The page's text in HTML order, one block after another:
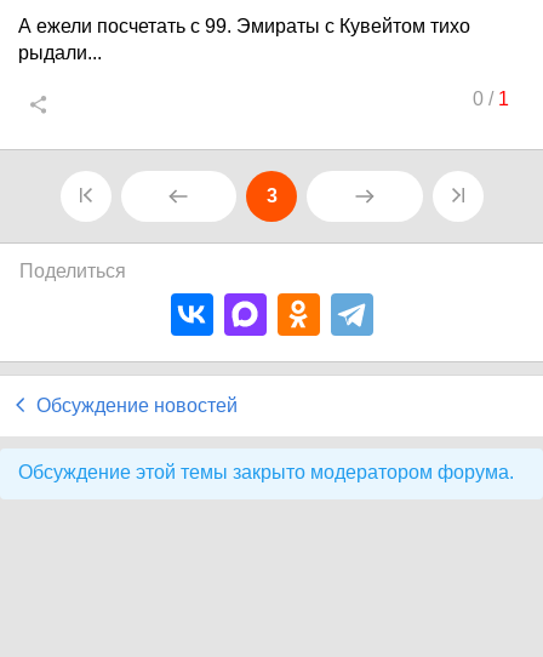
А ежели посчетать с 99. Эмираты с Кувейтом тихо
рыдали...
0/ 1
3
Поделиться
Обсуждение новостей
Обсуждение этой темы закрыто модератором форума.